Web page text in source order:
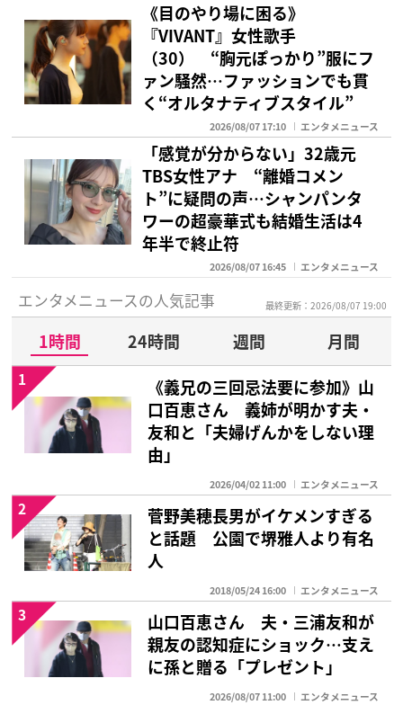
《目のやり場に困る》
『VIVANT』女性歌手
（30） “胸元ぽっかり”服にフ
ァン騒然…ファッションでも貫
く“オルタナティブスタイル”
2026/08/07 17:10 エンタメニュース
「感覚が分からない」32歳元
TBS女性アナ “離婚コメン
ト”に疑問の声…シャンパンタ
ワーの超豪華式も結婚生活は4
年半で終止符
2026/08/07 16:45 エンタメニュース
エンタメニュースの人気記事 最終更新：2026/08/07 19:00
1時間 24時間 週間
月間
《義兄の三回忌法要に参加》山
口百恵さん 義姉が明かす夫・
友和と「夫婦げんかをしない理
由」
2026/04/02 11:00 エンタメニュース
1
菅野美穂長男がイケメンすぎる
と話題 公園で堺雅人より有名
人
2018/05/24 16:00 エンタメニュース
2
山口百恵さん 夫・三浦友和が
親友の認知症にショック…支え
に孫と贈る「プレゼント」
2026/08/07 11:00 エンタメニュース
3